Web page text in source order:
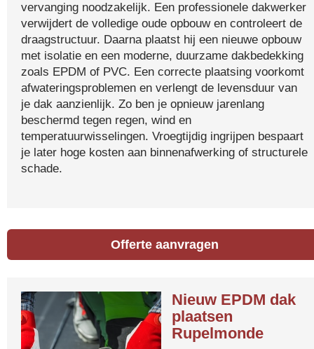
vervanging noodzakelijk. Een professionele dakwerker
verwijdert de volledige oude opbouw en controleert de
draagstructuur. Daarna plaatst hij een nieuwe opbouw
met isolatie en een moderne, duurzame dakbedekking
zoals EPDM of PVC. Een correcte plaatsing voorkomt
afwateringsproblemen en verlengt de levensduur van
je dak aanzienlijk. Zo ben je opnieuw jarenlang
beschermd tegen regen, wind en
temperatuurwisselingen. Vroegtijdig ingrijpen bespaart
je later hoge kosten aan binnenafwerking of structurele
schade.
Offerte aanvragen
Nieuw EPDM dak
plaatsen
Rupelmonde